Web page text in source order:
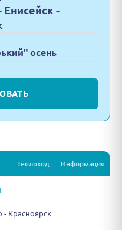
Енисейск -
осень
Теплоход Информация
- Красноярск